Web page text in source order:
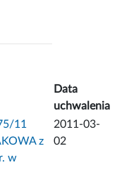
Data
uchwalenia
11
z
w
2011-03-
02